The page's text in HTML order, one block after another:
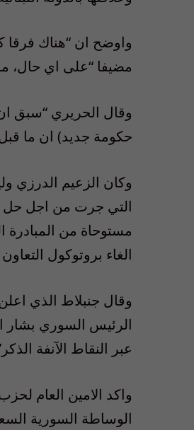
واوضح ان “هناك فرقا
مضيفا “على اي حال،
وقال الحريري “سبق ان
حكومة جديد) ان ما
التي جرت من اجل حل
مستوحاة من المبادرة
الغاء بروتوكول
وقال جنبلاط الذي
الرئيس السوري بشار
عبر النقاط الآنفة
واكد الامين العام
الوساطة السورية